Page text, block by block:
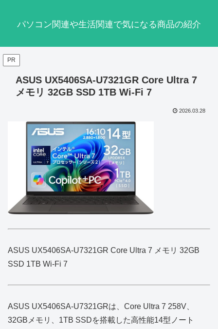
パソコン関連や生活関連で気になる商品の紹介
PR
ASUS UX5406SA-U7321GR Core Ultra 7
メモリ 32GB SSD 1TB Wi-Fi 7
2026.03.28
ASUS UX5406SA-U7321GR Core Ultra 7 メモリ 32GB
SSD 1TB Wi-Fi 7
ASUS UX5406SA-U7321GRは、Core Ultra 7 258V、
32GBメモリ、1TB SSDを搭載した高性能14型ノート